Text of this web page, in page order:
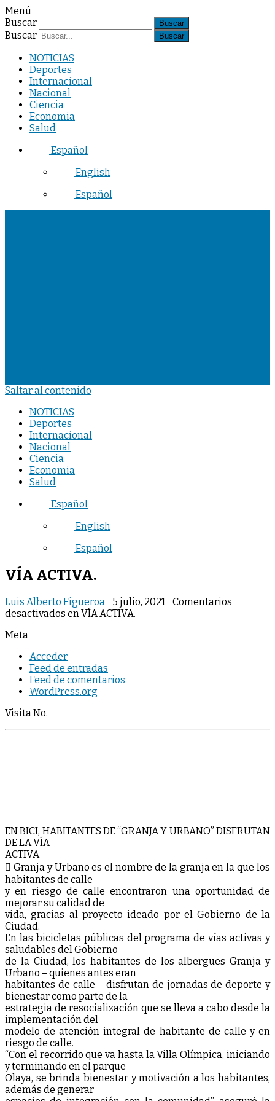
Menú
Buscar
Buscar
NOTICIAS
Deportes
Internacional
Nacional
Ciencia
Economia
Salud
Español
English
Español
Saltar al contenido
NOTICIAS
Deportes
Internacional
Nacional
Ciencia
Economia
Salud
Español
English
Español
VÍA ACTIVA.
Luis Alberto Figueroa 5 julio, 2021
Comentarios
desactivados en VÍA ACTIVA.
Meta
Acceder
Feed de entradas
Feed de comentarios
WordPress.org
Visita No.
EN BICI, HABITANTES DE “GRANJA Y URBANO” DISFRUTAN
DE LA VÍA
ACTIVA
 Granja y Urbano es el nombre de la granja en la que los
habitantes de calle
y en riesgo de calle encontraron una oportunidad de
mejorar su calidad de
vida, gracias al proyecto ideado por el Gobierno de la
Ciudad.
En las bicicletas públicas del programa de vías activas y
saludables del Gobierno
de la Ciudad, los habitantes de los albergues Granja y
Urbano – quienes antes eran
habitantes de calle – disfrutan de jornadas de deporte y
bienestar como parte de la
estrategia de resocialización que se lleva a cabo desde la
implementación del
modelo de atención integral de habitante de calle y en
riesgo de calle.
“Con el recorrido que va hasta la Villa Olímpica, iniciando
y terminando en el parque
Olaya, se brinda bienestar y motivación a los habitantes,
además de generar